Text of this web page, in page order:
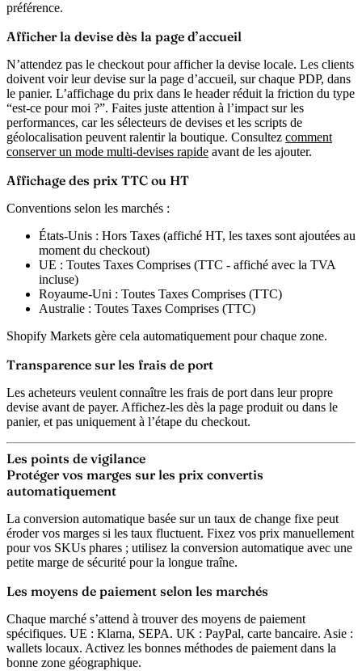
préférence.
Afficher la devise dès la page d’accueil
N’attendez pas le checkout pour afficher la devise locale. Les clients
doivent voir leur devise sur la page d’accueil, sur chaque PDP, dans
le panier. L’affichage du prix dans le header réduit la friction du type
“est-ce pour moi ?”. Faites juste attention à l’impact sur les
performances, car les sélecteurs de devises et les scripts de
géolocalisation peuvent ralentir la boutique. Consultez comment
conserver un mode multi-devises rapide avant de les ajouter.
Affichage des prix TTC ou HT
Conventions selon les marchés :
États-Unis : Hors Taxes (affiché HT, les taxes sont ajoutées au
moment du checkout)
UE : Toutes Taxes Comprises (TTC - affiché avec la TVA
incluse)
Royaume-Uni : Toutes Taxes Comprises (TTC)
Australie : Toutes Taxes Comprises (TTC)
Shopify Markets gère cela automatiquement pour chaque zone.
Transparence sur les frais de port
Les acheteurs veulent connaître les frais de port dans leur propre
devise avant de payer. Affichez-les dès la page produit ou dans le
panier, et pas uniquement à l’étape du checkout.
Les points de vigilance
Protéger vos marges sur les prix convertis
automatiquement
La conversion automatique basée sur un taux de change fixe peut
éroder vos marges si les taux fluctuent. Fixez vos prix manuellement
pour vos SKUs phares ; utilisez la conversion automatique avec une
petite marge de sécurité pour la longue traîne.
Les moyens de paiement selon les marchés
Chaque marché s’attend à trouver des moyens de paiement
spécifiques. UE : Klarna, SEPA. UK : PayPal, carte bancaire. Asie :
wallets locaux. Activez les bonnes méthodes de paiement dans la
bonne zone géographique.